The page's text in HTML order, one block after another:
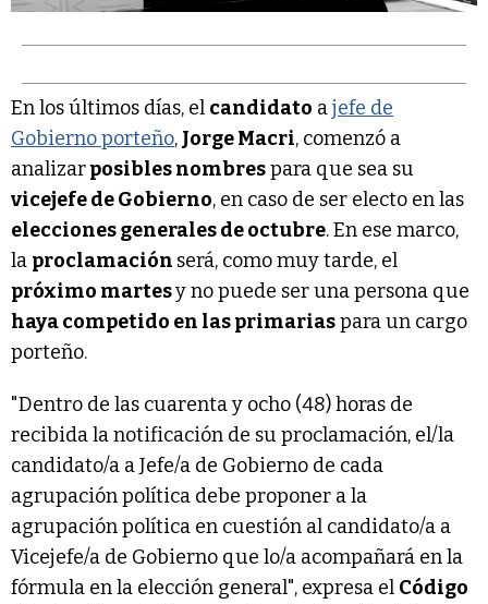
En los últimos días, el candidato ajefe de
Gobierno porteño, Jorge Macri, comenzó a
analizarposibles nombrespara que sea su
vicejefe de Gobierno, en caso de ser electo en las
elecciones generales de octubre. En ese marco,
la proclamación será, como muy tarde, el
próximo martesy no puede ser una persona que
haya competido en las primariaspara un cargo
porteño.
"Dentro de las cuarenta y ocho (48) horas de
recibida la notificación de su proclamación, el/la
candidato/a a Jefe/a de Gobierno de cada
agrupación política debe proponer a la
agrupación política en cuestión al candidato/a a
Vicejefe/a de Gobierno que lo/a acompañará en la
fórmula en la elección general", expresa el Código